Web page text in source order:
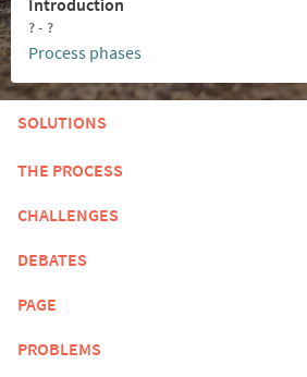
? - ?
Process phases
SOLUTIONS
THE PROCESS
CHALLENGES
DEBATES
PAGE
PROBLEMS